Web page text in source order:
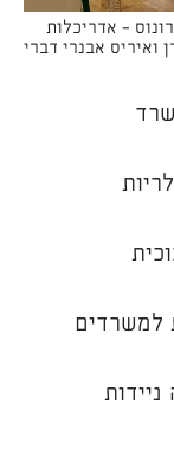
- אדריכלות
ואיריס אבנרי דברי
למשרדים